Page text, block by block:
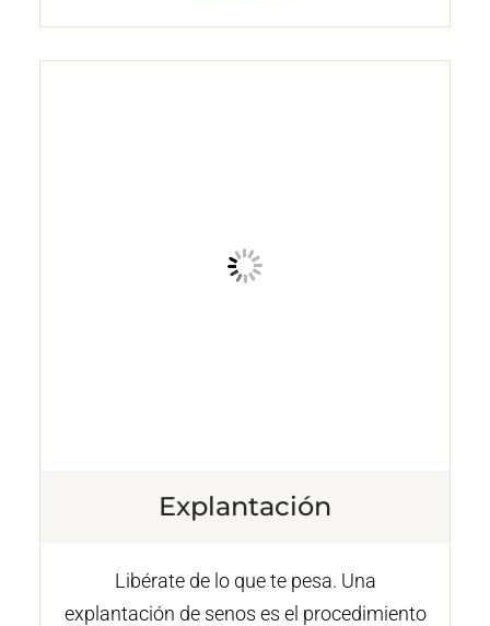
Explantación
Libérate de lo que te pesa. Una
explantación de senos es el procedimiento